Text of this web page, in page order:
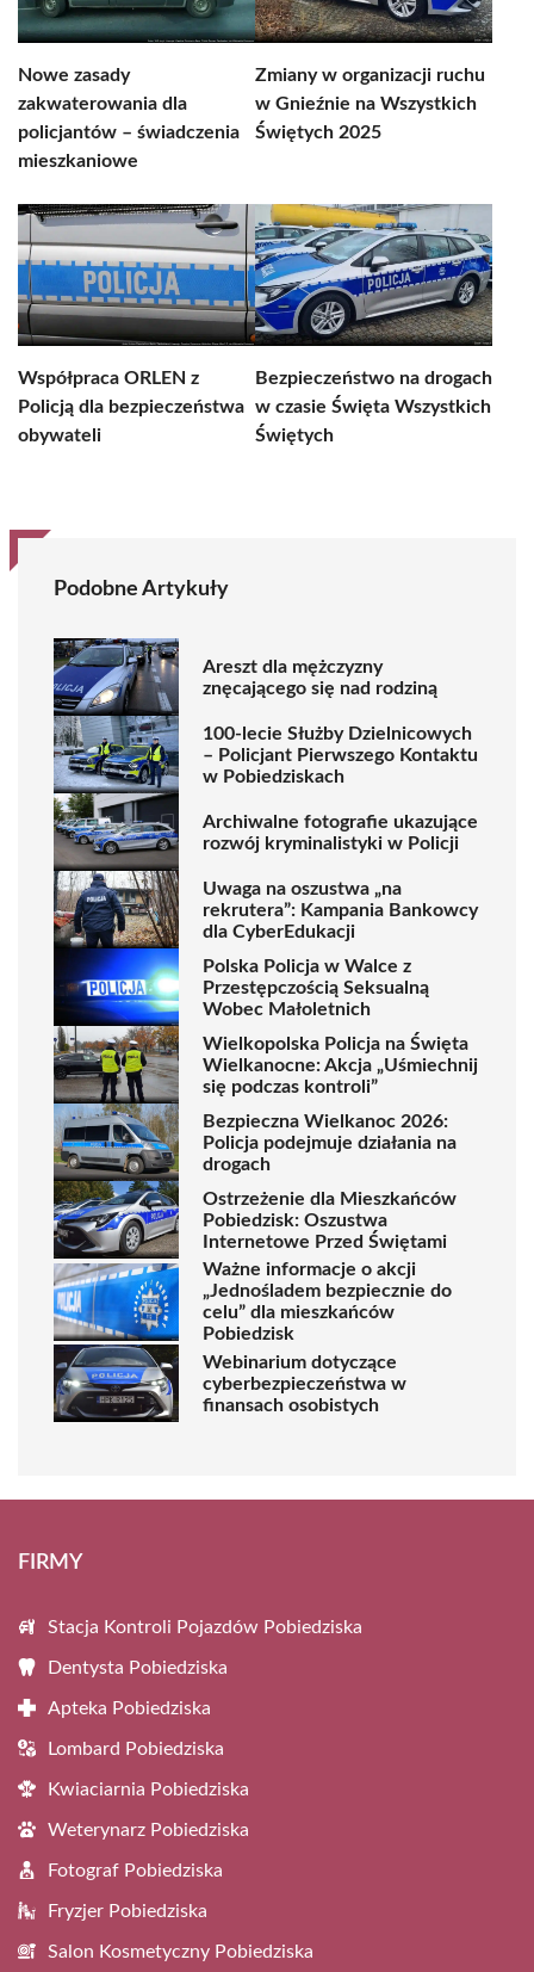
Nowe zasady
zakwaterowania dla
policjantów – świadczenia
mieszkaniowe
Zmiany w organizacji ruchu
w Gnieźnie na Wszystkich
Świętych 2025
Współpraca ORLEN z
Policją dla bezpieczeństwa
obywateli
Bezpieczeństwo na drogach
w czasie Święta Wszystkich
Świętych
Podobne Artykuły
Areszt dla mężczyzny
znęcającego się nad rodziną
100-lecie Służby Dzielnicowych
– Policjant Pierwszego Kontaktu
w Pobiedziskach
Archiwalne fotografie ukazujące
rozwój kryminalistyki w Policji
Uwaga na oszustwa „na
rekrutera”: Kampania Bankowcy
dla CyberEdukacji
Polska Policja w Walce z
Przestępczością Seksualną
Wobec Małoletnich
Wielkopolska Policja na Święta
Wielkanocne: Akcja „Uśmiechnij
się podczas kontroli”
Bezpieczna Wielkanoc 2026:
Policja podejmuje działania na
drogach
Ostrzeżenie dla Mieszkańców
Pobiedzisk: Oszustwa
Internetowe Przed Świętami
Ważne informacje o akcji
„Jednośladem bezpiecznie do
celu” dla mieszkańców
Pobiedzisk
Webinarium dotyczące
cyberbezpieczeństwa w
finansach osobistych
FIRMY
Stacja Kontroli Pojazdów Pobiedziska
Dentysta Pobiedziska
Apteka Pobiedziska
Lombard Pobiedziska
Kwiaciarnia Pobiedziska
Weterynarz Pobiedziska
Fotograf Pobiedziska
Fryzjer Pobiedziska
Salon Kosmetyczny Pobiedziska